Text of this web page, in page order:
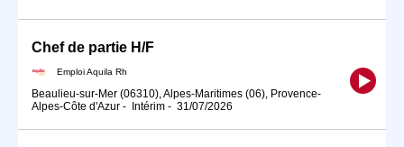
Chef de partie H/F
Emploi Aquila Rh
Beaulieu-sur-Mer (06310), Alpes-Maritimes (06), Provence-
Alpes-Côte d'Azur - Intérim - 31/07/2026